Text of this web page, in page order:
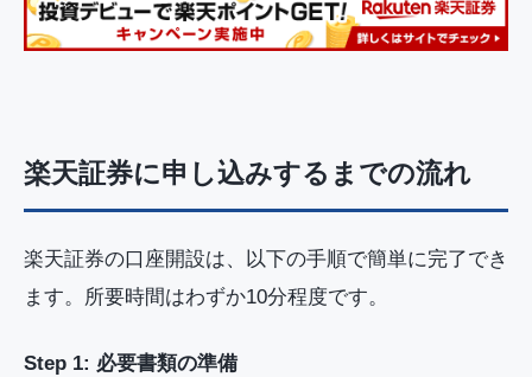
楽天証券に申し込みするまでの流れ
楽天証券の口座開設は、以下の手順で簡単に完了でき
ます。所要時間はわずか10分程度です。
Step 1: 必要書類の準備